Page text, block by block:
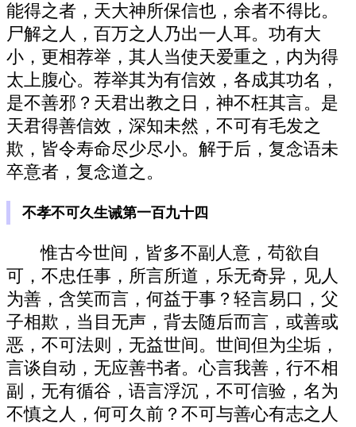
能得之者，天大神所保信也，余者不得比。
尸解之人，百万之人乃出一人耳。功有大
小，更相荐举，其人当使天爱重之，内为得
太上腹心。荐举其为有信效，各成其功名，
是不善邪？天君出教之日，神不枉其言。是
天君得善信效，深知未然，不可有毛发之
欺，皆令寿命尽少尽小。解于后，复念语未
卒意者，复念道之。
不孝不可久生诫第一百九十四
惟古今世间，皆多不副人意，苟欲自
可，不忠任事，所言所道，乐无奇异，见人
为善，含笑而言，何益于事？轻言易口，父
子相欺，当目无声，背去随后而言，或善或
恶，不可法则，无益世间。世间但为尘垢，
言谈自动，无应善书者。心言我善，行不相
副，无有循谷，语言浮沉，不可信验，名为
不慎之人，何可久前？不可与善心有志之人